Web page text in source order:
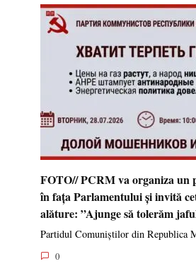
FOTO// PCRM va organiza un
în fața Parlamentului și invită
alăture: ”Ajunge să tolerăm
Partidul Comuniștilor din Republica
0